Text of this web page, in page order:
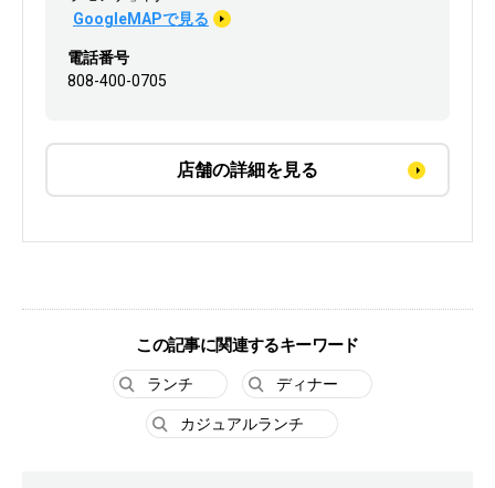
GoogleMAPで見る
電話番号
808-400-0705
店舗の詳細を見る
この記事に関連するキーワード
ランチ ディナー
カジュアルランチ